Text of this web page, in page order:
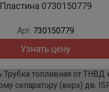
Пластина 0730150779
Арт. 730150779
Узнать цену